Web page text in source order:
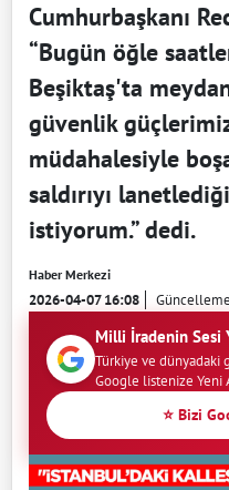
Cumhurbaşkanı
“Bugün öğle
Beşiktaş'ta
güvenlik
müdahalesiyle
saldırıyı
istiyorum.” dedi.
Haber Merkezi
2026-04-07 16:08
Milli İradenin Sesi
Türkiye ve dünyadaki
Google listenize Yeni
⭐ Bizi